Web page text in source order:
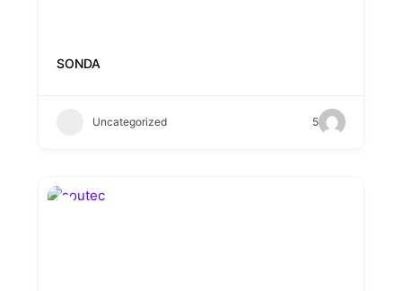
SONDA
Uncategorized 5